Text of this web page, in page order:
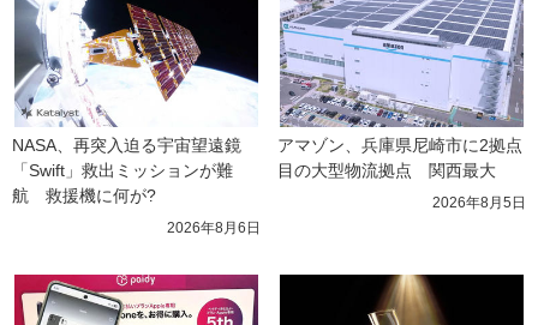
NASA、再突入迫る宇宙望遠鏡
「Swift」救出ミッションが難
航　救援機に何が?
2026年8月6日
アマゾン、兵庫県尼崎市に2拠点
目の大型物流拠点　関西最大
2026年8月5日